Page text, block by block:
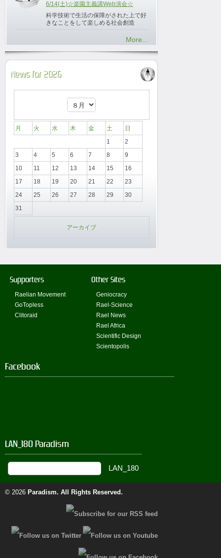
6/14(土)☆楽園主義講Web演会☆
科学技術で生活の保障がされた上で好
きなことをして楽しめる社会創造
More...
News for 2026
月 火 水 木 金 土
日
1
2
3
4 5 6 7 8
9
10
11 12 13 14 15
16
17
18 19 20 21 22
23
24
25 26 27 28 29
30
31
アーカイブ
Supporters
Raelian Movement
GoTopless
Clitoraid
Other Sites
Geniocracy
Rael-Science
Rael News
Rael Africa
Scientific Design
Scientopolis
Facebook
LAN_180 Paradism
© 2026 Paradism. All Rights Reserved.